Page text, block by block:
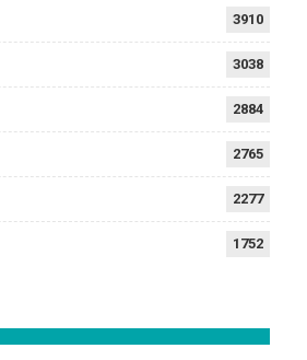
3910
3038
2884
2765
2277
1752